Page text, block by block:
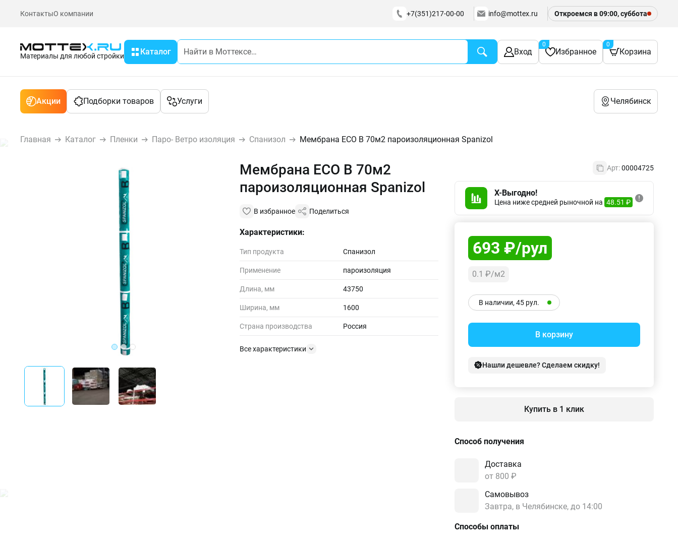
КонтактыО компании +7(351)217-00-00 info@mottex.ru Откроемся в 09:00, суббота
Материалы для любой стройки Каталог Вход Избранное
0
Корзина
0
Акции Подборки товаров Услуги Челябинск
Главная Каталог Пленки Паро- Ветро изоляция Спанизол Мембрана ECO B 70м2 пароизоляционная Spanizol
Мембрана ECO B 70м2
пароизоляционная Spanizol
В избранное Поделиться
Характеристики:
Тип продукта Спанизол
Применение пароизоляция
Длина, мм 43750
Ширина, мм 1600
Страна производства Россия
Все характеристики
Арт:00004725
X-Выгодно!
Цена ниже средней рыночной на 48.51 ₽
693 ₽/рул
0.1 ₽/м2
В наличии, 45 рул.
В корзину
Нашли дешевле? Сделаем скидку!
Купить в 1 клик
Способ получения
Доставка
от 800 ₽
Самовывоз
Завтра, в Челябинске, до 14:00
Способы оплаты